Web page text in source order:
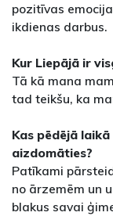
pozitīvas
ikdienas darbus.
Kur Liepājā ir
Tā kā mana
tad teikšu, ka
Kas pēdējā
aizdomāties?
Patīkami
no ārzemēm un
blakus savai